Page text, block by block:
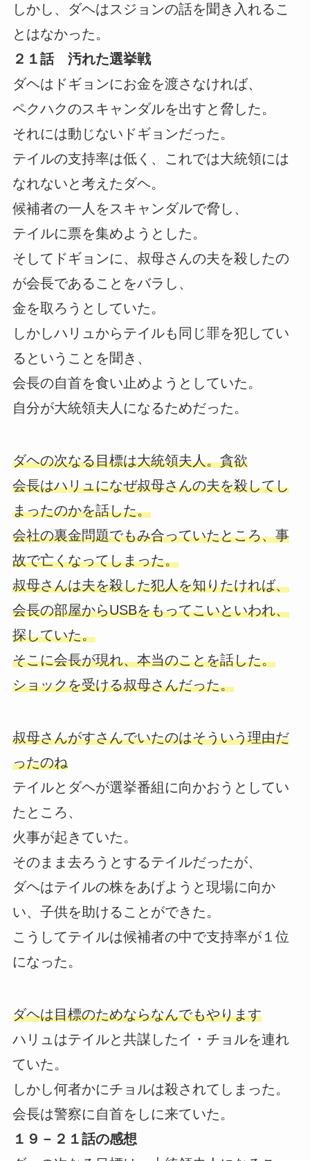
しかし、ダヘはスジョンの話を聞き入れるこ
とはなかった。
２１話 汚れた選挙戦
ダヘはドギョンにお金を渡さなければ、
ペクハクのスキャンダルを出すと脅した。
それには動じないドギョンだった。
テイルの支持率は低く、これでは大統領には
なれないと考えたダヘ。
候補者の一人をスキャンダルで脅し、
テイルに票を集めようとした。
そしてドギョンに、叔母さんの夫を殺したの
が会長であることをバラし、
金を取ろうとしていた。
しかしハリュからテイルも同じ罪を犯してい
るということを聞き、
会長の自首を食い止めようとしていた。
自分が大統領夫人になるためだった。
ダヘの次なる目標は大統領夫人。貪欲
会長はハリュになぜ叔母さんの夫を殺してし
まったのかを話した。
会社の裏金問題でもみ合っていたところ、事
故で亡くなってしまった。
叔母さんは夫を殺した犯人を知りたければ、
会長の部屋からUSBをもってこいといわれ、
探していた。
そこに会長が現れ、本当のことを話した。
ショックを受ける叔母さんだった。
叔母さんがすさんでいたのはそういう理由だ
ったのね
テイルとダヘが選挙番組に向かおうとしてい
たところ、
火事が起きていた。
そのまま去ろうとするテイルだったが、
ダヘはテイルの株をあげようと現場に向か
い、子供を助けることができた。
こうしてテイルは候補者の中で支持率が１位
になった。
ダヘは目標のためならなんでもやります
ハリュはテイルと共謀したイ・チョルを連れ
ていた。
しかし何者かにチョルは殺されてしまった。
会長は警察に自首をしに来ていた。
１９－２１話の感想